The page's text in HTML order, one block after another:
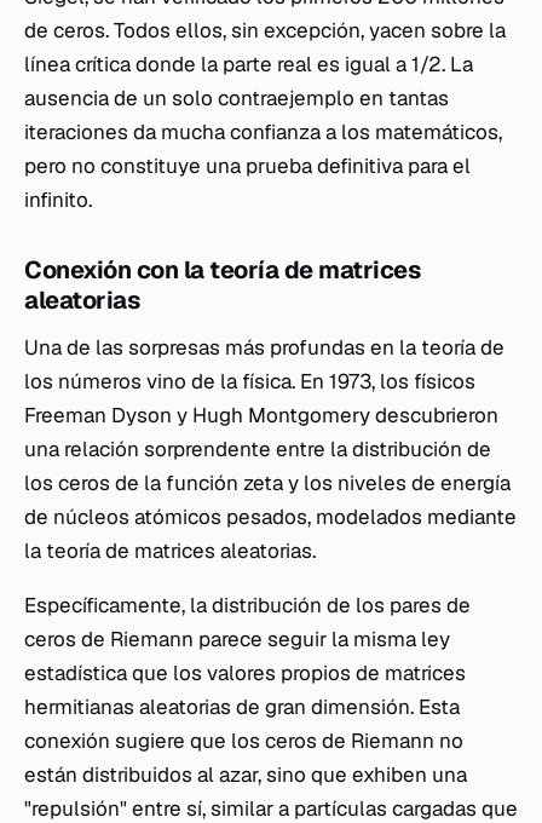
de ceros. Todos ellos, sin excepción, yacen sobre la
línea crítica donde la parte real es igual a 1/2. La
ausencia de un solo contraejemplo en tantas
iteraciones da mucha confianza a los matemáticos,
pero no constituye una prueba definitiva para el
infinito.
Conexión con la teoría de matrices
aleatorias
Una de las sorpresas más profundas en la teoría de
los números vino de la física. En 1973, los físicos
Freeman Dyson y Hugh Montgomery descubrieron
una relación sorprendente entre la distribución de
los ceros de la función zeta y los niveles de energía
de núcleos atómicos pesados, modelados mediante
la teoría de matrices aleatorias.
Específicamente, la distribución de los pares de
ceros de Riemann parece seguir la misma ley
estadística que los valores propios de matrices
hermitianas aleatorias de gran dimensión. Esta
conexión sugiere que los ceros de Riemann no
están distribuidos al azar, sino que exhiben una
"repulsión" entre sí, similar a partículas cargadas que